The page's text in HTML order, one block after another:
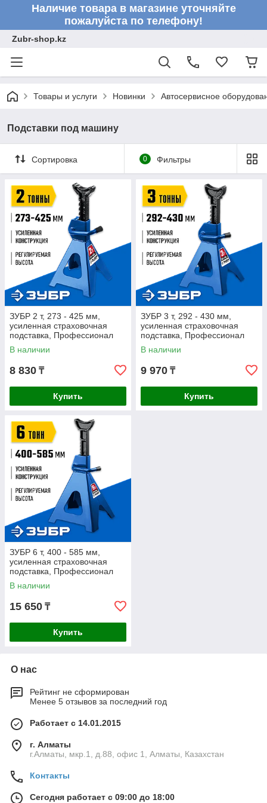
Наличие товара в магазине уточняйте
пожалуйста по телефону!
Zubr-shop.kz
Товары и услуги Новинки Автосервисное
Подставки под машину
Сортировка 0 Фильтры
ЗУБР 2 т, 273 - 425 мм,
усиленная страховочная
подставка, Профессионал
(43065-2_z01)
В наличии
8 830 ₸
Купить
ЗУБР 3 т, 292 - 430 мм,
усиленная страховочная
подставка, Профессионал
(43065-3_z01)
В наличии
9 970 ₸
Купить
ЗУБР 6 т, 400 - 585 мм,
усиленная страховочная
подставка, Профессионал
(43065-6_z01)
В наличии
15 650 ₸
Купить
О нас
Рейтинг не сформирован
Менее 5 отзывов за последний год
Работает с 14.01.2015
г. Алматы
г.Алматы, мкр.1, д.88, офис 1, Алматы, Казахстан
Контакты
Сегодня работает с 09:00 до 18:00